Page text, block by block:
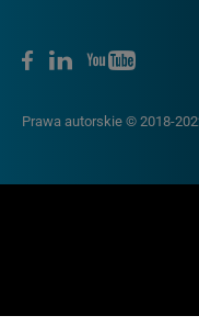
Prawa autorskie © 2018-